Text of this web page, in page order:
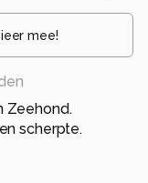
mee!
Zeehond.
scherpte.